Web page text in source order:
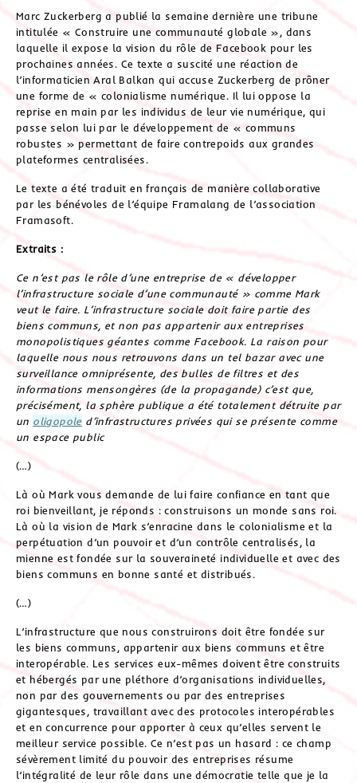
Marc Zuckerberg a publié la semaine dernière une tribune
intitulée « Construire une communauté globale », dans
laquelle il expose la vision du rôle de Facebook pour les
prochaines années. Ce texte a suscité une réaction de
l’informaticien Aral Balkan qui accuse Zuckerberg de prôner
une forme de « colonialisme numérique. Il lui oppose la
reprise en main par les individus de leur vie numérique, qui
passe selon lui par le développement de « communs
robustes » permettant de faire contrepoids aux grandes
plateformes centralisées.
Le texte a été traduit en français de manière collaborative
par les bénévoles de l’équipe Framalang de l’association
Framasoft.
Extraits :
Ce n’est pas le rôle d’une entreprise de « développer
l’infrastructure sociale d’une communauté » comme Mark
veut le faire. L’infrastructure sociale doit faire partie des
biens communs, et non pas appartenir aux entreprises
monopolistiques géantes comme Facebook. La raison pour
laquelle nous nous retrouvons dans un tel bazar avec une
surveillance omniprésente, des bulles de filtres et des
informations mensongères (de la propagande) c’est que,
précisément, la sphère publique a été totalement détruite par
un oligopole d’infrastructures privées qui se présente comme
un espace public
(…)
Là où Mark vous demande de lui faire confiance en tant que
roi bienveillant, je réponds : construisons un monde sans roi.
Là où la vision de Mark s’enracine dans le colonialisme et la
perpétuation d’un pouvoir et d’un contrôle centralisés, la
mienne est fondée sur la souveraineté individuelle et avec des
biens communs en bonne santé et distribués.
(…)
L’infrastructure que nous construirons doit être fondée sur
les biens communs, appartenir aux biens communs et être
interopérable. Les services eux-mêmes doivent être construits
et hébergés par une pléthore d’organisations individuelles,
non par des gouvernements ou par des entreprises
gigantesques, travaillant avec des protocoles interopérables
et en concurrence pour apporter à ceux qu’elles servent le
meilleur service possible. Ce n’est pas un hasard : ce champ
sévèrement limité du pouvoir des entreprises résume
l’intégralité de leur rôle dans une démocratie telle que je la